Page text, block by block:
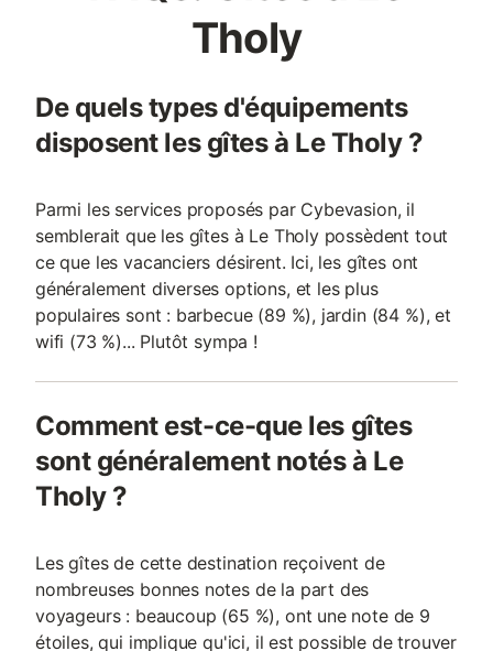
Tholy
De quels types d'équipements
disposent les gîtes à Le Tholy ?
Parmi les services proposés par Cybevasion, il
semblerait que les gîtes à Le Tholy possèdent tout
ce que les vacanciers désirent. Ici, les gîtes ont
généralement diverses options, et les plus
populaires sont : barbecue (89 %), jardin (84 %), et
wifi (73 %)... Plutôt sympa !
Comment est-ce-que les gîtes
sont généralement notés à Le
Tholy ?
Les gîtes de cette destination reçoivent de
nombreuses bonnes notes de la part des
voyageurs : beaucoup (65 %), ont une note de 9
étoiles, qui implique qu'ici, il est possible de trouver